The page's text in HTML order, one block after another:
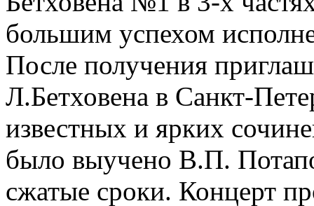
большим успехом
После получения
Л.Бетховена в Санкт-
известных и ярких
было выучено В.П.
сжатые сроки. Концерт